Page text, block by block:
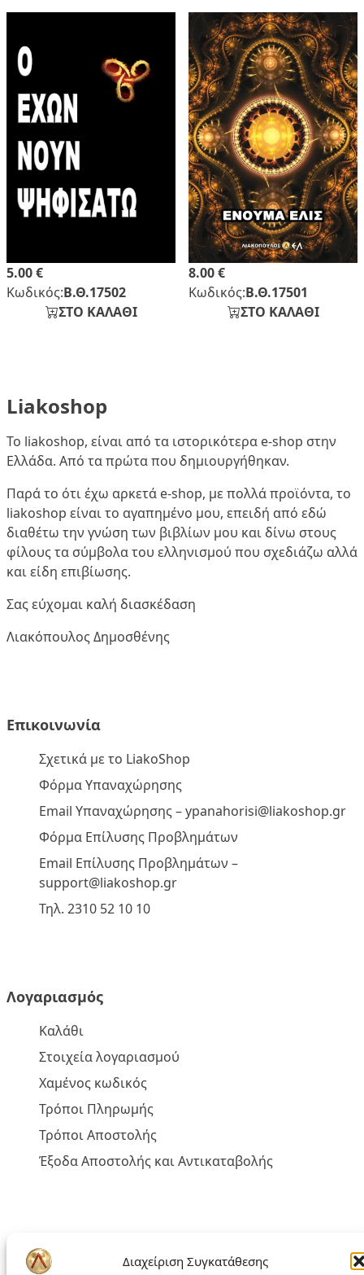
Διαχείριση Συγκατάθεσης
5.00 €
Κωδικός:Β.Θ.17502
ΣΤΟ ΚΑΛΑΘΙ
8.00 €
Κωδικός:Β.Θ.17501
ΣΤΟ ΚΑΛΑΘΙ
Liakoshop
Το liakoshop, είναι από τα ιστορικότερα e-shop στην
Ελλάδα. Από τα πρώτα που δημιουργήθηκαν.
Παρά το ότι έχω αρκετά e-shop, με πολλά προϊόντα, το
liakoshop είναι το αγαπημένο μου, επειδή από εδώ
διαθέτω την γνώση των βιβλίων μου και δίνω στους
φίλους τα σύμβολα του ελληνισμού που σχεδιάζω αλλά
και είδη επιβίωσης.
Σας εύχομαι καλή διασκέδαση
Λιακόπουλος Δημοσθένης
Επικοινωνία
Σχετικά με το LiakoShop
Φόρμα Υπαναχώρησης
Email Υπαναχώρησης –ypanahorisi@liakoshop.gr
Φόρμα Επίλυσης Προβλημάτων
Email Επίλυσης Προβλημάτων –
support@liakoshop.gr
Τηλ. 2310 52 10 10
Λογαριασμός
Καλάθι
Στοιχεία λογαριασμού
Χαμένος κωδικός
Τρόποι Πληρωμής
Τρόποι Αποστολής
Έξοδα Αποστολής και Αντικαταβολής
Πολιτική liakoshop